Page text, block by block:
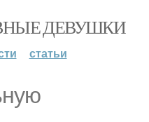
ДЕВУШКИ
статьи